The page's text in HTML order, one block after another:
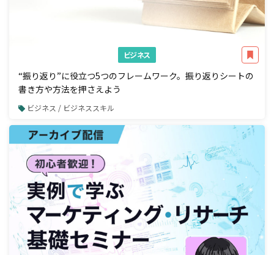
ビジネス
“振り返り”に役立つ5つのフレームワーク。振り返りシートの
書き方や方法を押さえよう
ビジネス / ビジネススキル